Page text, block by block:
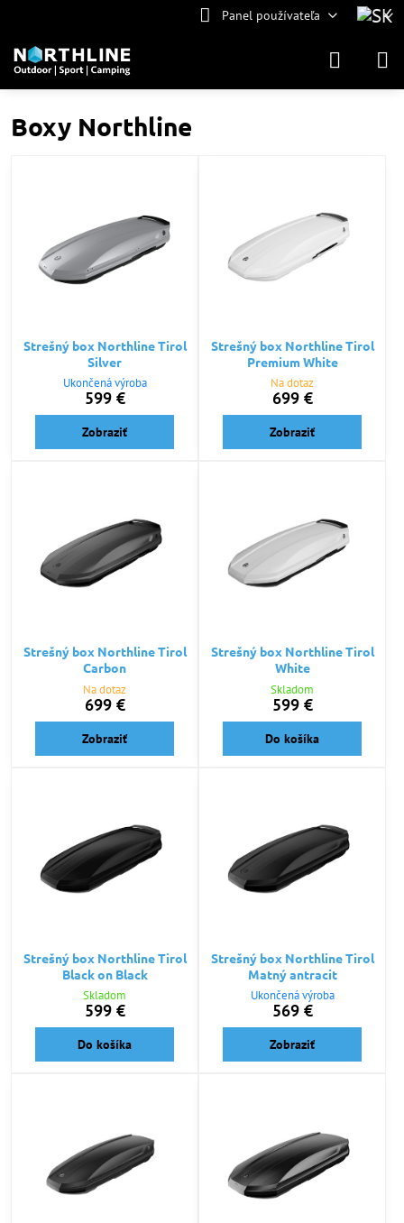
Panel používateľa
Boxy Northline
Strešný box Northline Tirol
Silver
Ukončená výroba
599 €
Zobraziť
Strešný box Northline Tirol
Premium White
Na dotaz
699 €
Zobraziť
Strešný box Northline Tirol
Carbon
Na dotaz
699 €
Zobraziť
Strešný box Northline Tirol
White
Skladom
599 €
Do košíka
Strešný box Northline Tirol
Black on Black
Skladom
599 €
Do košíka
Strešný box Northline Tirol
Matný antracit
Ukončená výroba
569 €
Zobraziť